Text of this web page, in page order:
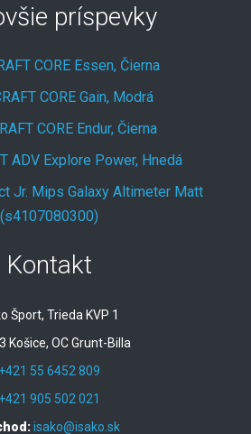
príspevky
CORE Essen, Čierna
CORE Gain, Modrá
CORE Endur, Čierna
ADV Explore Power, Hnedá
Jr. Mips Galaxy Altimeter Matt
(s4107080300)
Kontakt
Šport, Trieda KVP 1
Košice, OC Grunt-Billa
+421 55 6452 809
+421 905 502 021
isako@isako.sk